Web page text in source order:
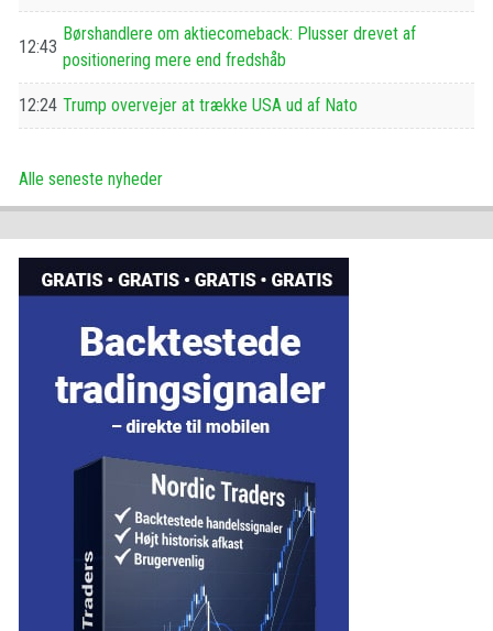
12:43
Børshandlere om aktiecomeback: Plusser drevet af
positionering mere end fredshåb
12:24 Trump overvejer at trække USA ud af Nato
Alle seneste nyheder